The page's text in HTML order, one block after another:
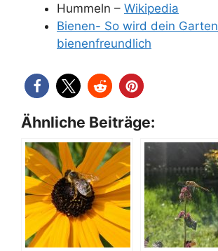
Hummeln – Wikipedia
Bienen- So wird dein Garten
bienenfreundlich
Ähnliche Beiträge: